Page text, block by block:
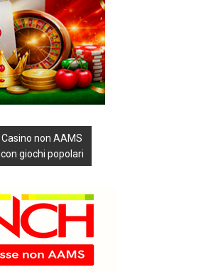
Casino non AAMS
con giochi popolari